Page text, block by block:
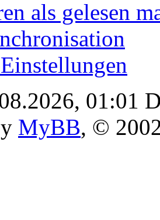
als gelesen
01:01
MyBB, ©